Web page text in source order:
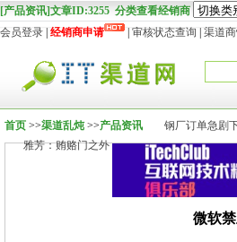
[产品资讯]文章ID:3255 分类查看经销商
会员登录 经销商申请 审核状态查询 渠道
首页 >>渠道乱炖>>产品资讯
钢厂订单急剧
雅芳：贿赂门之外
微软